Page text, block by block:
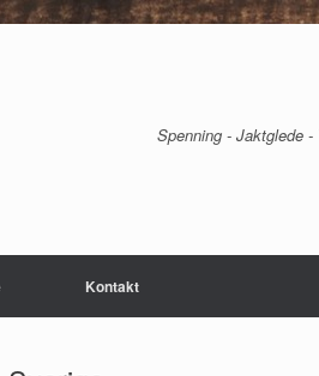
Spenning - Jaktglede -
Kontakt